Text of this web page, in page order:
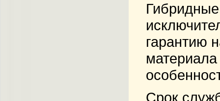
гарантию
материала
Срок